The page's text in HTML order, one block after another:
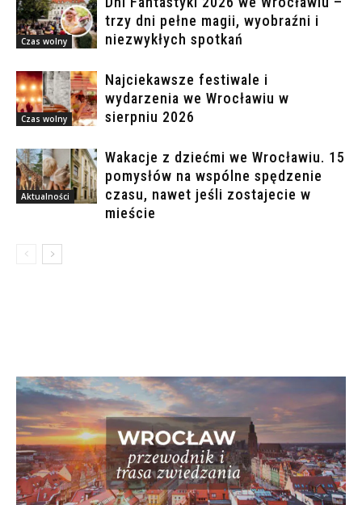
Czas wolny
trzy dni pełne magii, wyobraźni i
niezwykłych spotkań
Czas wolny
Najciekawsze festiwale i
wydarzenia we Wrocławiu w
sierpniu 2026
Aktualności
Wakacje z dziećmi we Wrocławiu. 15
pomysłów na wspólne spędzenie
czasu, nawet jeśli zostajecie w
mieście